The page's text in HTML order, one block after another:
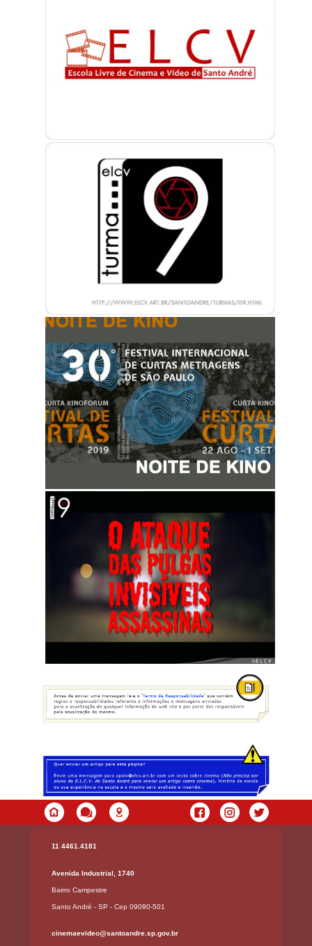
11 4461.4181
Avenida Industrial, 1740
Bairro Campestre
Santo André - SP - Cep 09080-501
cinemaevideo@santoandre.sp.gov.br